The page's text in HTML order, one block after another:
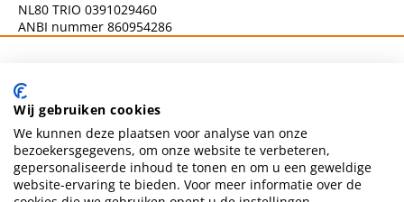
NL80 TRIO 0391029460
ANBI nummer 860954286
Volg ons
Wij gebruiken cookies
We kunnen deze plaatsen voor analyse van onze
bezoekersgegevens, om onze website te verbeteren,
gepersonaliseerde inhoud te tonen en om u een geweldige
website-ervaring te bieden. Voor meer informatie over de